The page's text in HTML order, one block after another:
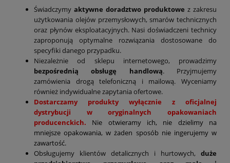
Świadczymy aktywne doradztwo produktowe z zakresu
użytkowania olejów przemysłowych, smarów technicznych
oraz płynów eksploatacyjnych. Nasi doświadczeni technicy
zaproponują optymalne rozwiązania dostosowane do
specyfiki danego przypadku.
Niezależnie od sklepu internetowego, prowadzimy
bezpośrednią obsługę handlową. Przyjmujemy
zamówienia drogą telefoniczną i mailową. Wyceniamy
również indywidualne zapytania ofertowe.
Dostarczamy produkty wyłącznie z oficjalnej
dystrybucji w oryginalnych opakowaniach
producenckich. Nie otwieramy ich, nie dzielimy na
mniejsze opakowania, w żaden sposób nie ingerujemy w
zawartość.
Obsługujemy klientów detalicznych i hurtowych, duże